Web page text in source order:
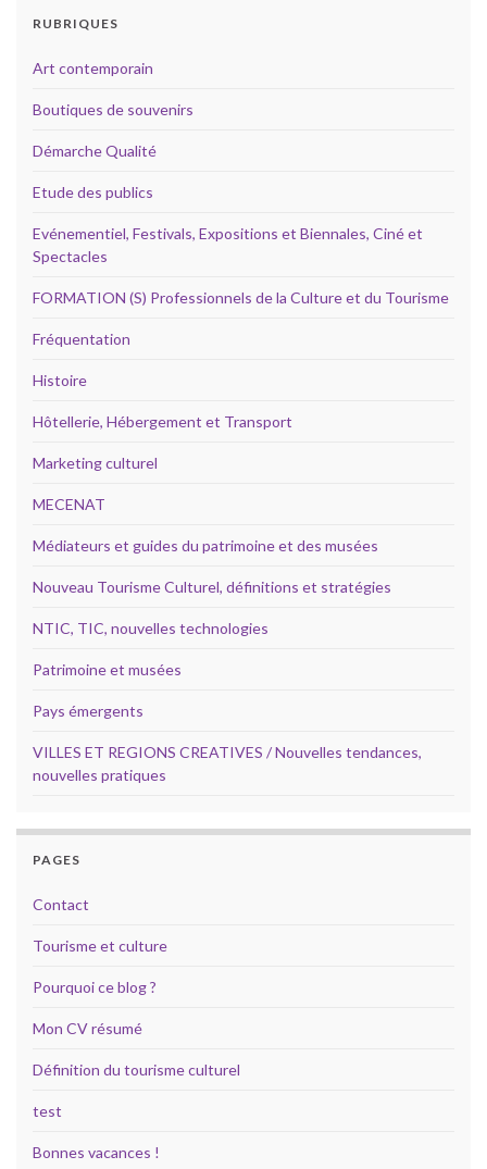
RUBRIQUES
Art contemporain
Boutiques de souvenirs
Démarche Qualité
Etude des publics
Evénementiel, Festivals, Expositions et Biennales, Ciné et
Spectacles
FORMATION (S) Professionnels de la Culture et du Tourisme
Fréquentation
Histoire
Hôtellerie, Hébergement et Transport
Marketing culturel
MECENAT
Médiateurs et guides du patrimoine et des musées
Nouveau Tourisme Culturel, définitions et stratégies
NTIC, TIC, nouvelles technologies
Patrimoine et musées
Pays émergents
VILLES ET REGIONS CREATIVES / Nouvelles tendances,
nouvelles pratiques
PAGES
Contact
Tourisme et culture
Pourquoi ce blog ?
Mon CV résumé
Définition du tourisme culturel
test
Bonnes vacances !